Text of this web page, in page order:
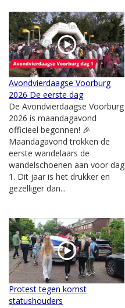
Avondvierdaagse Voorburg
2026 De eerste dag
De Avondvierdaagse Voorburg
2026 is maandagavond
officieel begonnen! 🎉
Maandagavond trokken de
eerste wandelaars de
wandelschoenen aan voor dag
1. Dit jaar is het drukker en
gezelliger dan...
Protest tegen komst
statushouders